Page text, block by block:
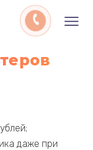
даже при